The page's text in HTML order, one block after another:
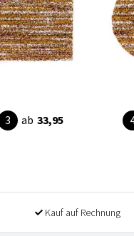
ab 33,95
Kauf auf Rechnung